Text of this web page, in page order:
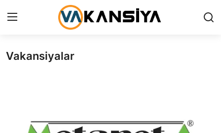
Login
Maliyyə
Vakansiyalar